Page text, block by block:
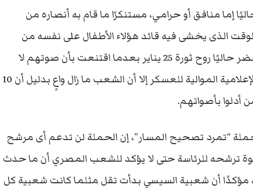
إما منافق أو حرامي، مستنكرًا ما قام به أنصاره من
الذى يخشى فيه قائد هؤلاء الأطفال على نفسه من
البرودة. وأوضح أن القوى والحركات الثورية تستحضر حاليًا روح ثورة 25 يناير بعدما اقتنعت بأن صوتهم لا
قيمة له، مشيرًا إلى أنه على الرغم من الحملات الإعلامية الموالية للعسكر إلا أن الشعب ما زال واعٍ بدليل أن 10
“تمرد تصحيح المسار”، إن الحملة لن تدعم أى مرشح
ترشحه للرئاسة حتى لا يؤكد للشعب المصري أن ما حدث
مؤكدًا أن شعبية السيسي بدأت تقل مثلما كانت شعبية كل